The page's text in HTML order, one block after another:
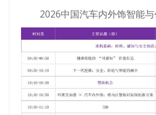
2026中国汽车内外饰智能